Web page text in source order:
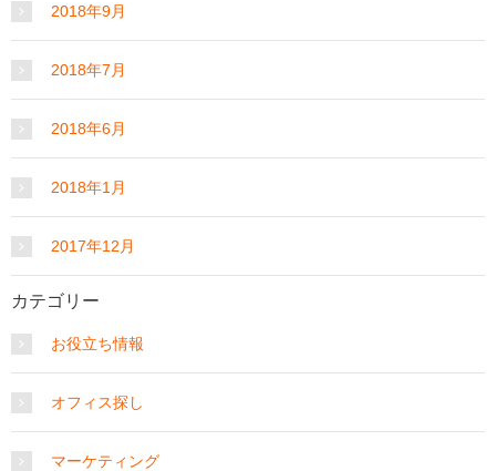
2018年9月
2018年7月
2018年6月
2018年1月
2017年12月
カテゴリー
お役立ち情報
オフィス探し
マーケティング